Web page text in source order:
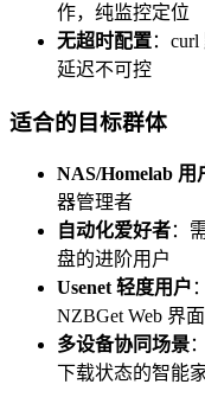
作，纯监控定位
无超时配置：
延迟不可控
适合的目标群体
NAS/Homelab 用
器管理者
自动化爱好者：
盘的进阶用户
Usenet 轻度用户
NZBGet Web 界
多设备协同场景
下载状态的智能